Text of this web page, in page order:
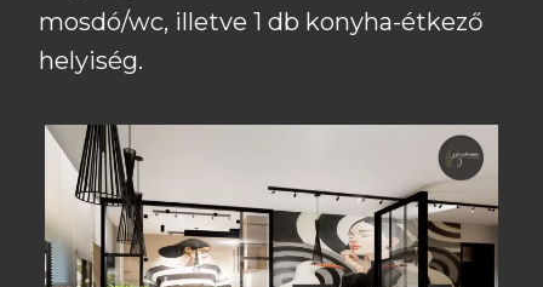
mosdó/wc, illetve 1 db konyha-étkező
helyiség.